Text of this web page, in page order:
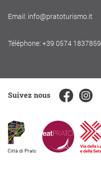
Email: info@pratoturismo.it
Téléphone: +39 0574 1837859
Suivez nous